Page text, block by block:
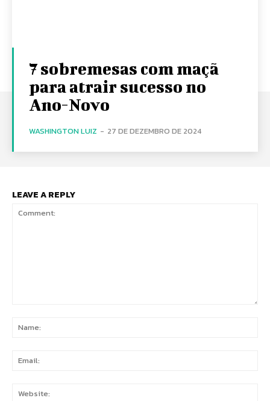
7 sobremesas com maçã
para atrair sucesso no
Ano-Novo
WASHINGTON LUIZ - 27 DE DEZEMBRO DE 2024
LEAVE A REPLY